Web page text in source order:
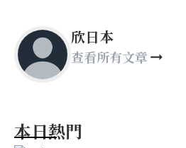
欣日本
查看所有文章
本日熱門